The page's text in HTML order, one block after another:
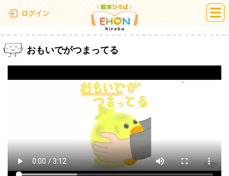
ログイン 絵本ひろば
おもいでがつまってる